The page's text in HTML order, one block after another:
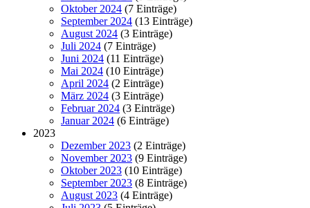
Oktober 2024 (7 Einträge)
September 2024 (13 Einträge)
August 2024 (3 Einträge)
Juli 2024 (7 Einträge)
Juni 2024 (11 Einträge)
Mai 2024 (10 Einträge)
April 2024 (2 Einträge)
März 2024 (3 Einträge)
Februar 2024 (3 Einträge)
Januar 2024 (6 Einträge)
2023
Dezember 2023 (2 Einträge)
November 2023 (9 Einträge)
Oktober 2023 (10 Einträge)
September 2023 (8 Einträge)
August 2023 (4 Einträge)